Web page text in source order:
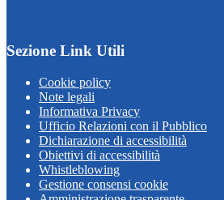
Sezione Link Utili
Cookie policy
Note legali
Informativa Privacy
Ufficio Relazioni con il Pubblico
Dichiarazione di accessibilità
Obiettivi di accessibilità
Whistleblowing
Gestione consensi cookie